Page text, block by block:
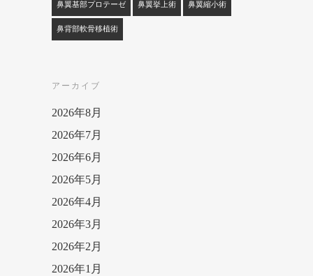
鼻翼基部プロテーゼ 鼻翼挙上術 鼻翼縮小術
鼻背部軟骨移植術
アーカイブ
2026年8月
2026年7月
2026年6月
2026年5月
2026年4月
2026年3月
2026年2月
2026年1月